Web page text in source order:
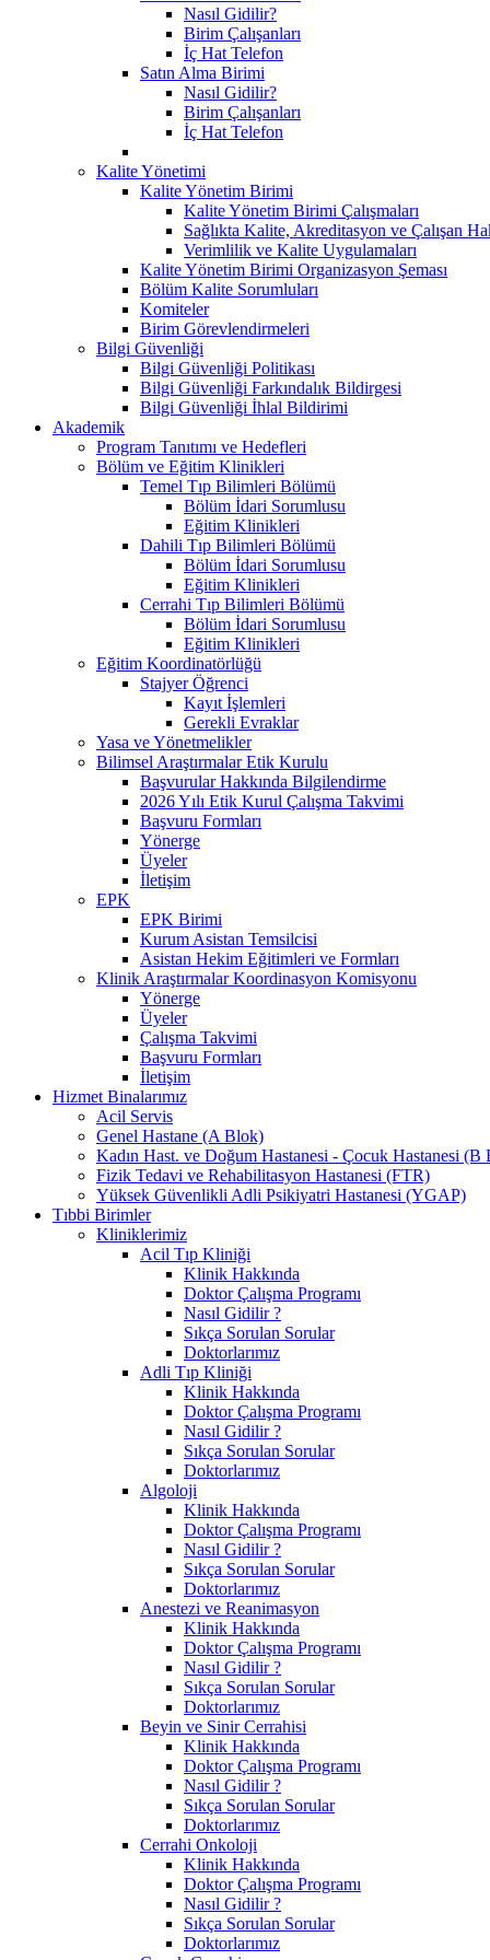
Nasıl Gidilir?
Birim Çalışanları
İç Hat Telefon
Satın Alma Birimi
Nasıl Gidilir?
Birim Çalışanları
İç Hat Telefon
Kalite Yönetimi
Kalite Yönetim Birimi
Kalite Yönetim Birimi Çalışmaları
Sağlıkta Kalite, Akreditasyon ve Çalışan
Verimlilik ve Kalite Uygulamaları
Kalite Yönetim Birimi Organizasyon Şeması
Bölüm Kalite Sorumluları
Komiteler
Birim Görevlendirmeleri
Bilgi Güvenliği
Bilgi Güvenliği Politikası
Bilgi Güvenliği Farkındalık Bildirgesi
Bilgi Güvenliği İhlal Bildirimi
Akademik
Program Tanıtımı ve Hedefleri
Bölüm ve Eğitim Klinikleri
Temel Tıp Bilimleri Bölümü
Bölüm İdari Sorumlusu
Eğitim Klinikleri
Dahili Tıp Bilimleri Bölümü
Bölüm İdari Sorumlusu
Eğitim Klinikleri
Cerrahi Tıp Bilimleri Bölümü
Bölüm İdari Sorumlusu
Eğitim Klinikleri
Eğitim Koordinatörlüğü
Stajyer Öğrenci
Kayıt İşlemleri
Gerekli Evraklar
Yasa ve Yönetmelikler
Bilimsel Araştırmalar Etik Kurulu
Başvurular Hakkında Bilgilendirme
2026 Yılı Etik Kurul Çalışma Takvimi
Başvuru Formları
Yönerge
Üyeler
İletişim
EPK
EPK Birimi
Kurum Asistan Temsilcisi
Asistan Hekim Eğitimleri ve Formları
Klinik Araştırmalar Koordinasyon Komisyonu
Yönerge
Üyeler
Çalışma Takvimi
Başvuru Formları
İletişim
Hizmet Binalarımız
Acil Servis
Genel Hastane (A Blok)
Kadın Hast. ve Doğum Hastanesi - Çocuk Hastanesi (B
Fizik Tedavi ve Rehabilitasyon Hastanesi (FTR)
Yüksek Güvenlikli Adli Psikiyatri Hastanesi (YGAP)
Tıbbi Birimler
Kliniklerimiz
Acil Tıp Kliniği
Klinik Hakkında
Doktor Çalışma Programı
Nasıl Gidilir ?
Sıkça Sorulan Sorular
Doktorlarımız
Adli Tıp Kliniği
Klinik Hakkında
Doktor Çalışma Programı
Nasıl Gidilir ?
Sıkça Sorulan Sorular
Doktorlarımız
Algoloji
Klinik Hakkında
Doktor Çalışma Programı
Nasıl Gidilir ?
Sıkça Sorulan Sorular
Doktorlarımız
Anestezi ve Reanimasyon
Klinik Hakkında
Doktor Çalışma Programı
Nasıl Gidilir ?
Sıkça Sorulan Sorular
Doktorlarımız
Beyin ve Sinir Cerrahisi
Klinik Hakkında
Doktor Çalışma Programı
Nasıl Gidilir ?
Sıkça Sorulan Sorular
Doktorlarımız
Cerrahi Onkoloji
Klinik Hakkında
Doktor Çalışma Programı
Nasıl Gidilir ?
Sıkça Sorulan Sorular
Doktorlarımız